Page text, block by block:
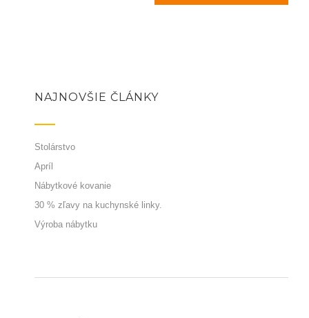
NAJNOVŠIE ČLÁNKY
Stolárstvo
Apríl
Nábytkové kovanie
30 % zľavy na kuchynské linky.
Výroba nábytku